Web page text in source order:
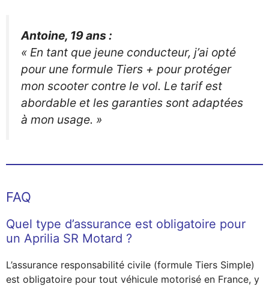
Antoine, 19 ans :
« En tant que jeune conducteur, j’ai opté
pour une formule Tiers + pour protéger
mon scooter contre le vol. Le tarif est
abordable et les garanties sont adaptées
à mon usage. »
FAQ
Quel type d’assurance est obligatoire pour
un Aprilia SR Motard ?
L’assurance responsabilité civile (formule Tiers Simple)
est obligatoire pour tout véhicule motorisé en France, y